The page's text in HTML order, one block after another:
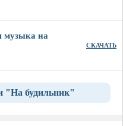
музыка на
СКАЧАТЬ
"На будильник"